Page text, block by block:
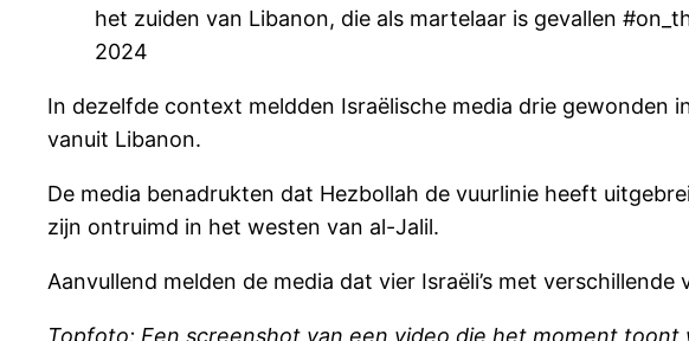
het zuiden van Libanon, die als martelaar is gevallen
2024
In dezelfde context meldden Israëlische media drie gewonden
vanuit Libanon.
De media benadrukten dat Hezbollah de vuurlinie heeft
zijn ontruimd in het westen van al-Jalil.
Aanvullend melden de media dat vier Israëli’s met
Topfoto: Een screenshot van een video die het moment